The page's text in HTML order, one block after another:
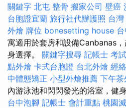
關鍵字 北屯 整骨 搬家公司 壁癌
台胞證宜蘭 旅行社代辦護照 台
外燴 牌位 bonesetting house
寓適用於套房和設備Canbanas
身選擇。 關鍵字搜尋 記帳士 考
點外燴 卡式台胞證 台北外燴 經
中體態矯正 小型外燴推薦 下午茶
內游泳池和閃閃發光的浴室，健
台中泡腳 記帳士 會計重點 桃園